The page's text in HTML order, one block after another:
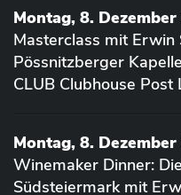
Montag, 8.
Masterclass mit Erwin
Pössnitzberger
CLUB Clubhouse Post
Montag, 8.
Winemaker Dinner:
Südsteiermark mit